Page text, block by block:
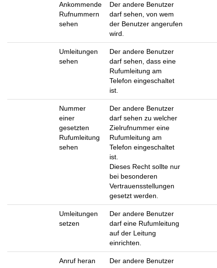
Ankommende
Rufnummern
sehen
Der andere Benutzer
darf sehen, von wem
der Benutzer angerufen
wird.
Umleitungen
sehen
Der andere Benutzer
darf sehen, dass eine
Rufumleitung am
Telefon eingeschaltet
ist.
Nummer
einer
gesetzten
Rufumleitung
sehen
Der andere Benutzer
darf sehen zu welcher
Zielrufnummer eine
Rufumleitung am
Telefon eingeschaltet
ist.
Dieses Recht sollte nur
bei besonderen
Vertrauensstellungen
gesetzt werden.
Umleitungen
setzen
Der andere Benutzer
darf eine Rufumleitung
auf der Leitung
einrichten.
Anruf heran
Der andere Benutzer